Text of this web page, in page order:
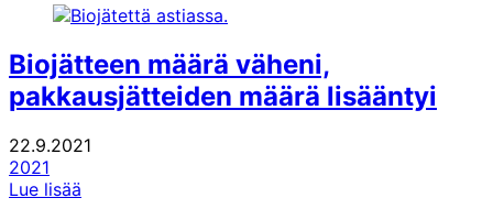
Biojätteen määrä väheni,
pakkausjätteiden määrä lisääntyi
22.9.2021
2021
Lue lisää